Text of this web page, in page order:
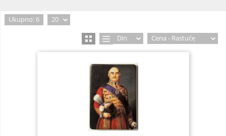
METALAC POSUĐE d.o.o.
Ukupno: 6 20
Din Cena - Rastuće